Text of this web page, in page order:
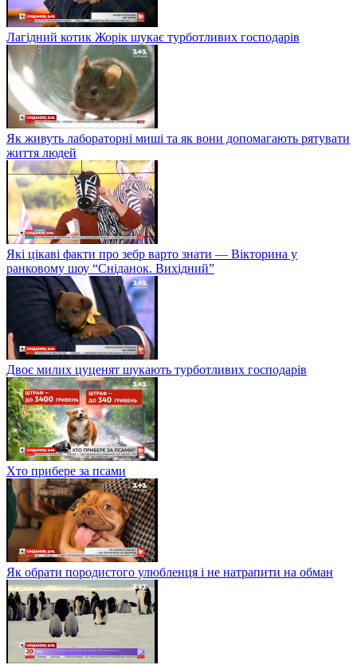
Лагідний котик Жорік шукає турботливих господарів
Як живуть лабораторні миші та як вони допомагають рятувати
життя людей
Які цікаві факти про зебр варто знати — Вікторина у
ранковому шоу “Сніданок. Вихідний”
Двоє милих цуценят шукають турботливих господарів
Хто прибере за псами
Як обрати породистого улюбленця і не натрапити на обман